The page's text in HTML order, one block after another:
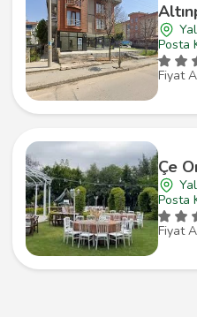
Posta
Fiyat
Çe
Posta
Fiyat